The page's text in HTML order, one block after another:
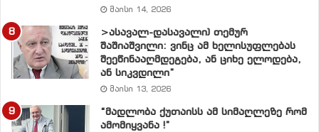
მოძრაობა-დემოკრატების” პიოლიტიკური
სასამართლო.
ჩვენ ვთავაზობთ პოლიტიკურ პარტიებს– ვთქვათ უარი
სახელისუფლებო სკამებზე, ხალხიც მეტად
დაგვიჯერებს და ეს ხელისუფლებაც მალე
დამთავრდება.
მაისი 14, 2026
>ასავალ-დასავალი) თემურ
შაშიაშვილი: ვინც ამ ხელისუფლებას
შეეწინააღმდეგება, ან ციხე ელოდება,
ან სიკვდილი”
მაისი 13, 2026
“მადლობა ქუთაისს ამ სიმაღლეზე რომ
ამომიყვანა !”